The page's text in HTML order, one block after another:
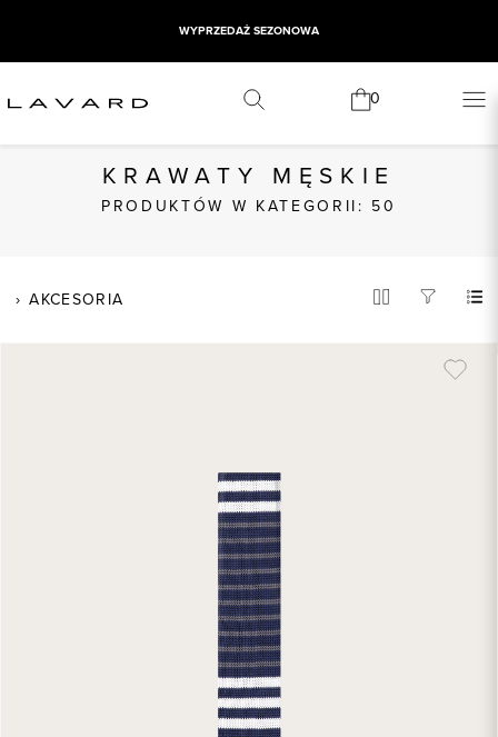
DARMOWA DOSTAWA OD 249 ZŁ
0
KRAWATY MĘSKIE
PRODUKTÓW W KATEGORII: 50
AKCESORIA